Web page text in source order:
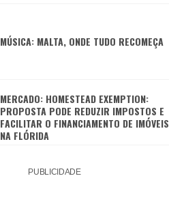
MÚSICA: MALTA, ONDE TUDO RECOMEÇA
MERCADO: HOMESTEAD EXEMPTION:
PROPOSTA PODE REDUZIR IMPOSTOS E
FACILITAR O FINANCIAMENTO DE IMÓVEIS
NA FLÓRIDA
PUBLICIDADE